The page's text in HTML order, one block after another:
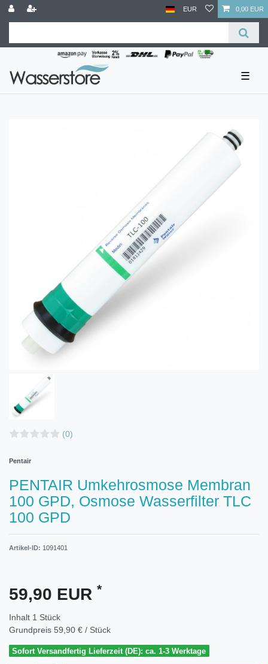
EUR 0,00 EUR
☰
(0)
Pentair
PENTAIR Umkehrosmose Membran
100 GPD, Osmose Wasserfilter TLC
100 GPD
Artikel-ID: 1091401
59,90 EUR *
Inhalt 1 Stück
Grundpreis 59,90 € / Stück
Sofort Versandfertig Lieferzeit (DE): ca. 1-3 Werktage